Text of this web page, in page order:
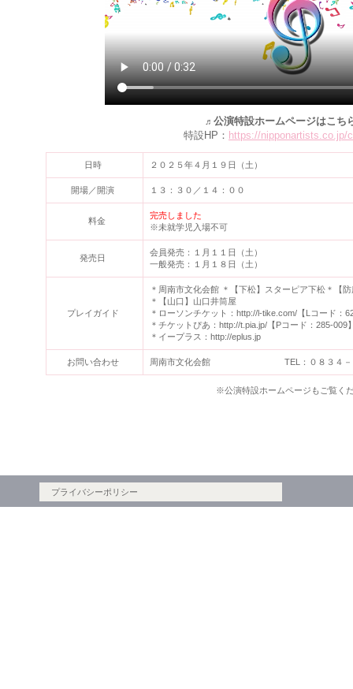
♬ 公演特設ホームページはこち
特設HP： https://nipponartists.co.jp/
日時 ２０２５年４月１９日（土）
開場／開演 １３：３０／１４：００
料金
完売しました
※未就学児入場不可
発売日
会員発売：１月１１日（土）
一般発売：１月１８日（土）
プレイガイド
＊周南市文化会館 ＊【下松】スターピア下松＊【
＊【山口】山口井筒屋
＊ローソンチケット：http://l-tike.com/【Lコード：
＊チケットぴあ：http://t.pia.jp/【Pコード：285-009
＊イープラス：http://eplus.jp
お問い合わせ 周南市文化会館 TEL：０８３４－２
※公演特設ホームページもご覧く
プライバシーポリシー